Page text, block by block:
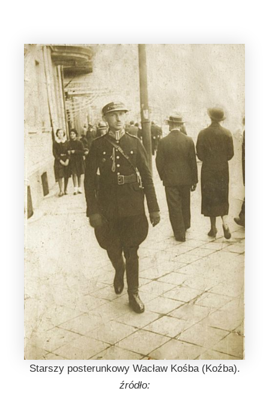
Starszy posterunkowy Wacław Kośba (Koźba).
źródło: